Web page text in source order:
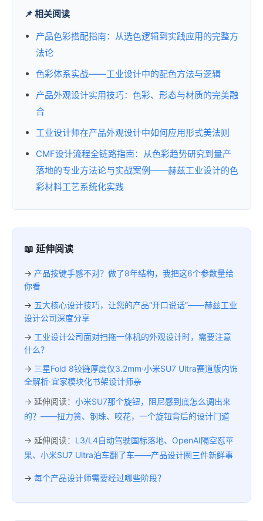
📌 相关阅读
产品色彩搭配指南：从选色逻辑到实践应用的完整方
法论
色彩体系实战——工业设计中的配色方法与逻辑
产品外观设计实用技巧：色彩、形态与材质的完美融
合
工业设计师在产品外观设计中如何应用形式美法则
CMF设计流程全链路指南：从色彩趋势研究到量产
落地的专业方法论与实战案例——赫兹工业设计的色
彩材料工艺系统化实践
📖 延伸阅读
→ 产品按键手感不对？做了8年结构，我把这6个参数量给
你看
→ 五大核心设计技巧，让您的产品“开口说话”——赫兹工业
设计公司深度分享
→ 工业设计公司面对扫拖一体机的外观设计时，需要注意
什么？
→ 三星Fold 8铰链厚度仅3.2mm·小米SU7 Ultra赛道版内饰
全解析·宜家模块化书架设计师亲
→ 延伸阅读： 小米SU7那个旋钮，阻尼感到底怎么调出来
的？——扭力簧、钢珠、咬花，一个旋钮背后的设计门道
→ 延伸阅读： L3/L4自动驾驶国标落地、OpenAI隔空怼苹
果、小米SU7 Ultra泊车翻了车——产品设计圈三件新鲜事
→ 每个产品设计师需要经过哪些阶段？